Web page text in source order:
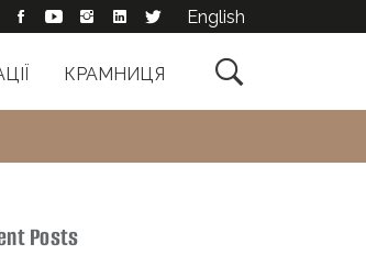

КРАМНИЦЯ
English
Posts